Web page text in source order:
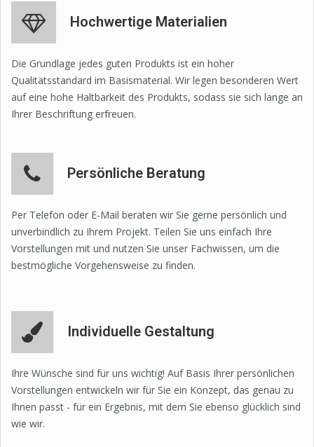
Hochwertige Materialien
Die Grundlage jedes guten Produkts ist ein hoher
Qualitätsstandard im Basismaterial. Wir legen besonderen Wert
auf eine hohe Haltbarkeit des Produkts, sodass sie sich lange an
Ihrer Beschriftung erfreuen.
Persönliche Beratung
Per Telefon oder E-Mail beraten wir Sie gerne persönlich und
unverbindlich zu Ihrem Projekt. Teilen Sie uns einfach Ihre
Vorstellungen mit und nutzen Sie unser Fachwissen, um die
bestmögliche Vorgehensweise zu finden.
Individuelle Gestaltung
Ihre Wünsche sind für uns wichtig! Auf Basis Ihrer persönlichen
Vorstellungen entwickeln wir für Sie ein Konzept, das genau zu
Ihnen passt - für ein Ergebnis, mit dem Sie ebenso glücklich sind
wie wir.